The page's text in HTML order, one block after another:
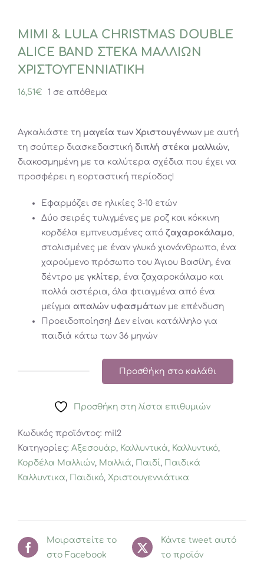
MIMI & LULA CHRISTMAS DOUBLE
ALICE BAND ΣΤΕΚΑ ΜΑΛΛΙΩΝ
ΧΡΙΣΤΟΥΓΕΝΝΙΑΤΙΚΗ
16,51€ 1 σε απόθεμα
Αγκαλιάστε τη μαγεία των Χριστουγέννων με αυτή
τη σούπερ διασκεδαστική διπλή στέκα μαλλιών,
διακοσμημένη με τα καλύτερα σχέδια που έχει να
προσφέρει η εορταστική περίοδος!
Εφαρμόζει σε ηλικίες 3-10 ετών
Δύο σειρές τυλιγμένες με ροζ και κόκκινη
κορδέλα εμπνευσμένες από ζαχαροκάλαμο,
στολισμένες με έναν γλυκό χιονάνθρωπο, ένα
χαρούμενο πρόσωπο του Άγιου Βασίλη, ένα
δέντρο με γκλίτερ, ένα ζαχαροκάλαμο και
πολλά αστέρια, όλα φτιαγμένα από ένα
μείγμα απαλών υφασμάτων με επένδυση
Προειδοποίηση! Δεν είναι κατάλληλο για
παιδιά κάτω των 36 μηνών
LULA
DOUBLE
ALICE
BAND
ΣΤΕΚΑ
Προσθήκη στο καλάθι
Προσθήκη στη λίστα επιθυμιών
Κωδικός προϊόντος: mil2
Κατηγορίες: Αξεσουάρ, Καλλυντικά, Καλλυντικό,
Κορδέλα Μαλλιών, Μαλλιά, Παιδί , Παιδικά
Καλλυντικα, Παιδικό, Χριστουγεννιάτικα
Μοιραστείτε το
στο Facebook
Κάντε tweet αυτό
το προϊόν